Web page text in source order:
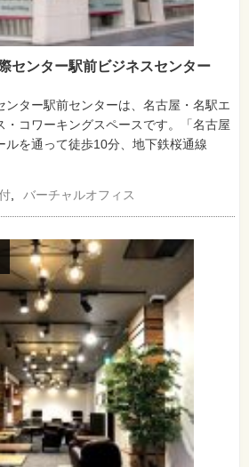
センター駅前ビジネスセンター
ンター駅前センターは、名古屋・名駅エ
・コワーキングスペースです。「名古屋
ルを通って徒歩10分、地下鉄桜通線
バーチャルオフィス